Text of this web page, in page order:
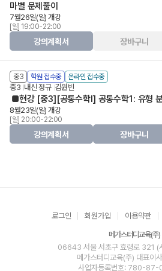
마별 문제풀이
7월26일(일) 개강
[일] 19:00-22:00
강의계획서 장바구니
중3 학원 접수중 온라인 접수중
중3 내신 정규 김원빈
■현강 [중3][공통수학Ⅰ] 공통수학1: 유형
8월23일(일) 개강
[일] 20:00-22:00
강의계획서 장바구니
로그인 회원가입 이용약관
메가스터디교육(주)
06643 서울 서초구 효령로 321 (
메가스터디교육(주) 대표이
사업자등록번호: 780-